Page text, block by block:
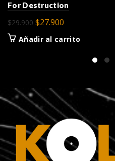
For Destruction
$29.900 El
precio
$27.900
precio
Añadir al carrito